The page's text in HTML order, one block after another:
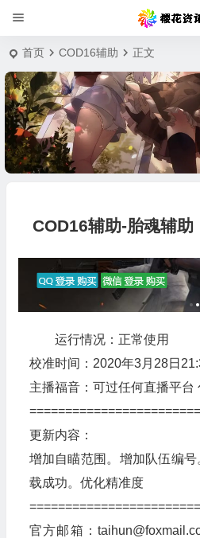
首页 COD16辅助 正文
COD16辅助-胎魂辅助
运行情况：正常使用
校准时间：2020年3月28日
主播福音：可过任何直播平台
更新内容：
增加自瞄范围。增加队伍编
载成功。优化精准度
官方邮箱：